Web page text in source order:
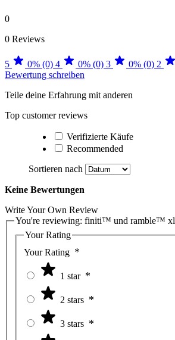
0
0 Reviews
5 0% (0) 4 0% (0) 3 0% (0) 2
Bewertung schreiben
Teile deine Erfahrung mit anderen
Top customer reviews
Verifizierte Käufe
Recommended
Sortieren nach
Keine Bewertungen
Write Your Own Review
You're reviewing: finiti™ und ramble™ xl
Your Rating
Your Rating
1 star
2 stars
3 stars